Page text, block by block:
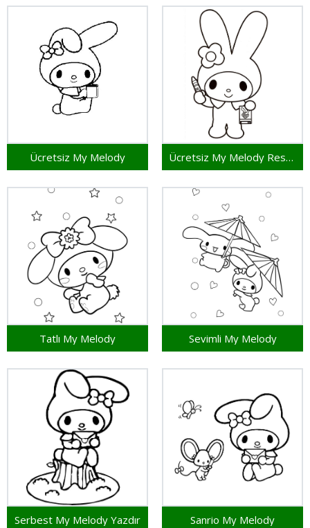
Ücretsiz My Melody Ücretsiz My Melody Resmi
Tatlı My Melody Sevimli My Melody
Serbest My Melody Yazdır Sanrio My Melody